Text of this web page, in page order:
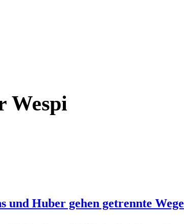
Wespi
und Huber gehen getrennte Wege